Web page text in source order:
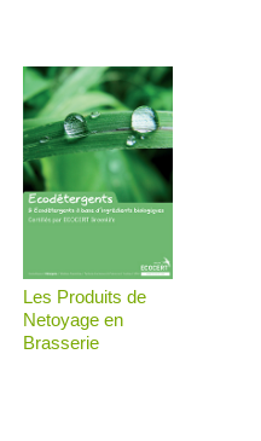
Les Produits de
Netoyage en
Brasserie